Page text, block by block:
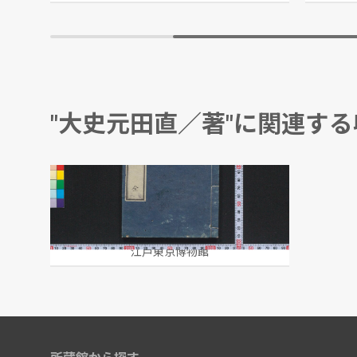
"大史元田直／著"に関連す
東京土産
江戸東京博物館